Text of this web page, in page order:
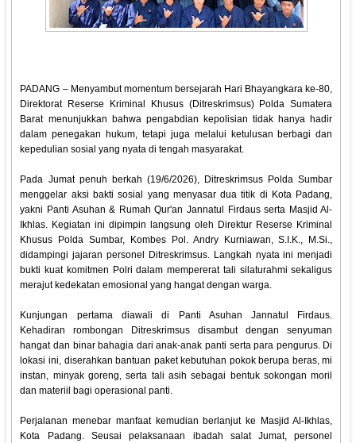
‎PADANG – Menyambut momentum bersejarah Hari Bhayangkara ke-80,
Direktorat Reserse Kriminal Khusus (Ditreskrimsus) Polda Sumatera
Barat menunjukkan bahwa pengabdian kepolisian tidak hanya hadir
dalam penegakan hukum, tetapi juga melalui ketulusan berbagi dan
kepedulian sosial yang nyata di tengah masyarakat.
‎Pada Jumat penuh berkah (19/6/2026), Ditreskrimsus Polda Sumbar
menggelar aksi bakti sosial yang menyasar dua titik di Kota Padang,
yakni Panti Asuhan & Rumah Qur'an Jannatul Firdaus serta Masjid Al-
Ikhlas. Kegiatan ini dipimpin langsung oleh Direktur Reserse Kriminal
Khusus Polda Sumbar, Kombes Pol. Andry Kurniawan, S.I.K., M.Si.,
didampingi jajaran personel Ditreskrimsus. Langkah nyata ini menjadi
bukti kuat komitmen Polri dalam mempererat tali silaturahmi sekaligus
merajut kedekatan emosional yang hangat dengan warga.
‎Kunjungan pertama diawali di Panti Asuhan Jannatul Firdaus.
Kehadiran rombongan Ditreskrimsus disambut dengan senyuman
hangat dan binar bahagia dari anak-anak panti serta para pengurus. Di
lokasi ini, diserahkan bantuan paket kebutuhan pokok berupa beras, mi
instan, minyak goreng, serta tali asih sebagai bentuk sokongan moril
dan materiil bagi operasional panti.
‎Perjalanan menebar manfaat kemudian berlanjut ke Masjid Al-Ikhlas,
Kota Padang. Seusai pelaksanaan ibadah salat Jumat, personel